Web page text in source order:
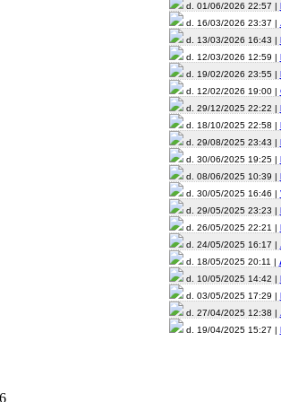
d. 01/06/2026 22:57 |
d. 16/03/2026 23:37 |
d. 13/03/2026 16:43 |
d. 12/03/2026 12:59 |
d. 19/02/2026 23:55 |
d. 12/02/2026 19:00 |
d. 29/12/2025 22:22 |
d. 18/10/2025 22:58 |
d. 29/08/2025 23:43 |
d. 30/06/2025 19:25 |
d. 08/06/2025 10:39 |
d. 30/05/2025 16:46 |
d. 29/05/2025 23:23 |
d. 26/05/2025 22:21 |
d. 24/05/2025 16:17 |
d. 18/05/2025 20:11 |
d. 10/05/2025 14:42 |
d. 03/05/2025 17:29 |
d. 27/04/2025 12:38 |
d. 19/04/2025 15:27 |